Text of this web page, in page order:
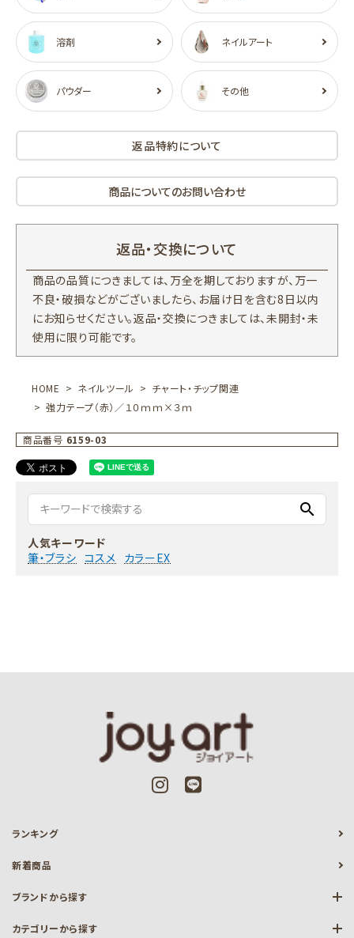
溶剤 ネイルアート
パウダー その他
返品特約について
商品についてのお問い合わせ
返品・交換について
商品の品質につきましては、万全を期しておりますが、万一
不良・破損などがございましたら、お届け日を含む8日以内
にお知らせください。返品・交換につきましては、未開封・未
使用に限り可能です。
HOME ネイルツール
チャート・チップ関連
強力テープ（赤）／１０ｍｍ×３ｍ
商品番号 6159-03
search
人気キーワード
筆・ブラシ コスメ カラーEX
ランキング
新着商品
ブランドから探す
カテゴリーから探す